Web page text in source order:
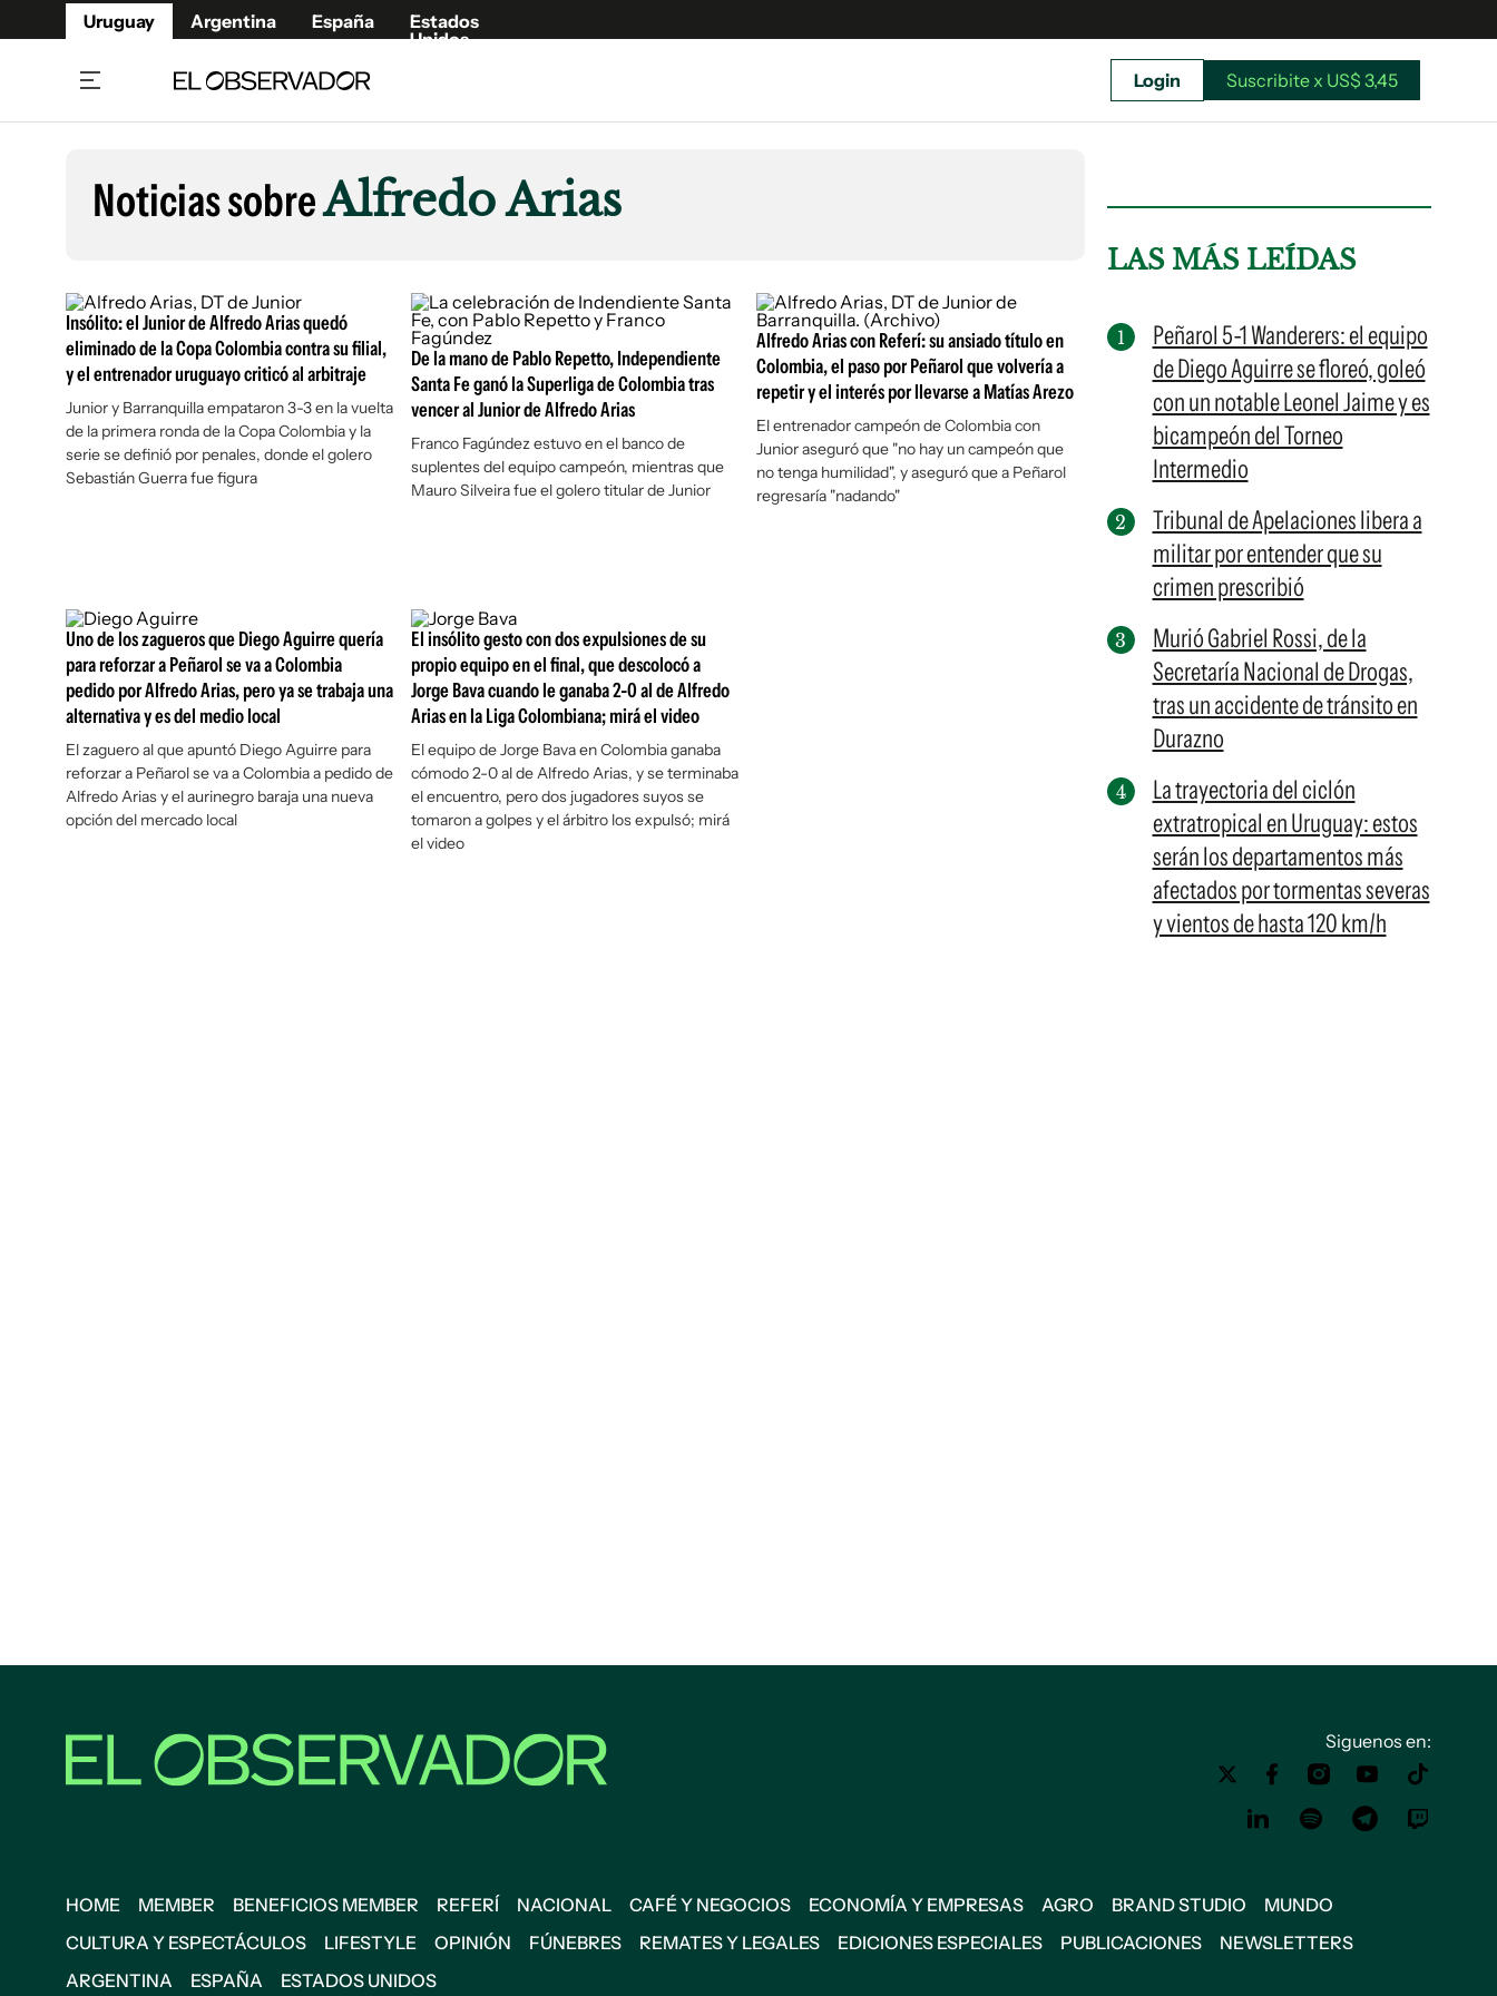
Uruguay Argentina España
Estados
Unidos
Beneficios Member
Café y Negocios
Economía y Empresas
Agro
Brand Studio
Mundo
Cultura y Espectáculos
Fúnebres
Publicaciones
Newsletters
Argentina
España
Estados Unidos
Suscribite x US$ 3,45
Login Suscribite x US$ 3,45
Noticias sobreAlfredo Arias
Insólito: el Junior de Alfredo Arias quedó
eliminado de la Copa Colombia contra su filial,
y el entrenador uruguayo criticó al arbitraje
Junior y Barranquilla empataron 3-3 en la vuelta
de la primera ronda de la Copa Colombia y la
serie se definió por penales, donde el golero
Sebastián Guerra fue figura
De la mano de Pablo Repetto, Independiente
Santa Fe ganó la Superliga de Colombia tras
vencer al Junior de Alfredo Arias
Franco Fagúndez estuvo en el banco de
suplentes del equipo campeón, mientras que
Mauro Silveira fue el golero titular de Junior
Alfredo Arias con Referí: su ansiado título en
Colombia, el paso por Peñarol que volvería a
repetir y el interés por llevarse a Matías Arezo
El entrenador campeón de Colombia con
Junior aseguró que "no hay un campeón que
no tenga humilidad", y aseguró que a Peñarol
regresaría "nadando"
Uno de los zagueros que Diego Aguirre quería
para reforzar a Peñarol se va a Colombia
pedido por Alfredo Arias, pero ya se trabaja una
alternativa y es del medio local
El zaguero al que apuntó Diego Aguirre para
reforzar a Peñarol se va a Colombia a pedido de
Alfredo Arias y el aurinegro baraja una nueva
opción del mercado local
El insólito gesto con dos expulsiones de su
propio equipo en el final, que descolocó a
Jorge Bava cuando le ganaba 2-0 al de Alfredo
Arias en la Liga Colombiana; mirá el video
El equipo de Jorge Bava en Colombia ganaba
cómodo 2-0 al de Alfredo Arias, y se terminaba
el encuentro, pero dos jugadores suyos se
tomaron a golpes y el árbitro los expulsó; mirá
el video
LAS MÁS LEÍDAS
Peñarol 5-1 Wanderers: el equipo
de Diego Aguirre se floreó, goleó
con un notable Leonel Jaime y es
bicampeón del Torneo
Intermedio
Tribunal de Apelaciones libera a
militar por entender que su
crimen prescribió
Murió Gabriel Rossi, de la
Secretaría Nacional de Drogas,
tras un accidente de tránsito en
Durazno
La trayectoria del ciclón
extratropical en Uruguay: estos
serán los departamentos más
afectados por tormentas severas
y vientos de hasta 120 km/h
Siguenos en:
HOME MEMBER BENEFICIOS MEMBER REFERÍ NACIONAL CAFÉ Y NEGOCIOS ECONOMÍA Y EMPRESAS AGRO BRAND STUDIO
MUNDO
CULTURA Y ESPECTÁCULOS
LIFESTYLE OPINIÓN FÚNEBRES REMATES Y LEGALES EDICIONES ESPECIALES PUBLICACIONES
NEWSLETTERS
ARGENTINA
ESPAÑA ESTADOS UNIDOS